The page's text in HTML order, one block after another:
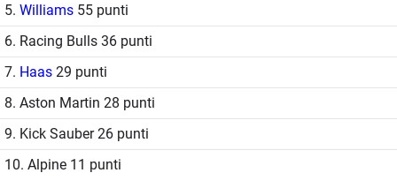
5. Williams 55 punti
6. Racing Bulls 36 punti
7. Haas 29 punti
8. Aston Martin 28 punti
9. Kick Sauber 26 punti
10. Alpine 11 punti